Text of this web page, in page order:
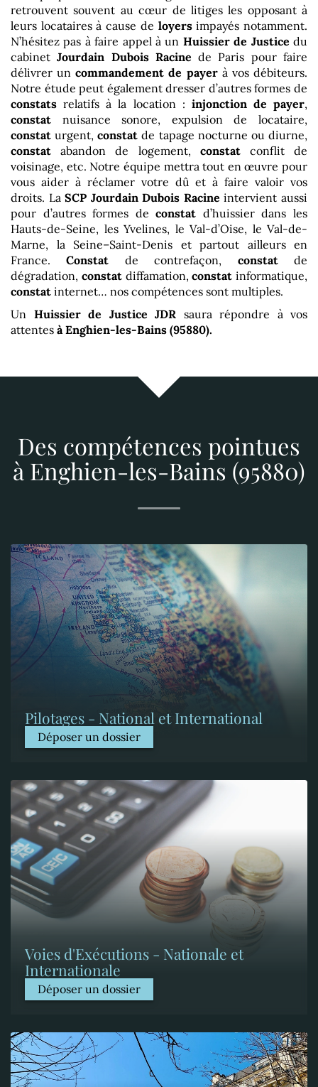
retrouvent souvent au cœur de litiges les opposant à
leurs locataires à cause de loyersimpayés notamment.
N’hésitez pas à faire appel à un Huissier de Justice du
cabinetJourdain Dubois Racine de Paris pour faire
délivrer uncommandement de payerà vos débiteurs.
Notre étude peut également dresser d’autres formes de
constats relatifs à la location : injonction de payer,
constat nuisance sonore, expulsion de locataire,
constat urgent,constat de tapage nocturne ou diurne,
constat abandon de logement, constatconflit de
voisinage, etc. Notre équipe mettra tout en œuvre pour
vous aider à réclamer votre dû et à faire valoir vos
droits. LaSCP Jourdain Dubois Racine intervient aussi
pour d’autres formes deconstat d’huissier dans les
Hauts-de-Seine, les Yvelines, le Val-d’Oise, le Val-de-
Marne, la Seine–Saint-Denis et partout ailleurs en
France.Constat de contrefaçon, constatde
dégradation, constatdiffamation,constat informatique,
constat internet… nos compétences sont multiples.
Un Huissier de Justice JDR saura répondre à vos
attentes à Enghien-les-Bains (95880).
Des compétences pointues
à Enghien-les-Bains (95880)
Pilotages - National et International
Déposer un dossier
Voies d'Exécutions - Nationale et
Internationale
Déposer un dossier